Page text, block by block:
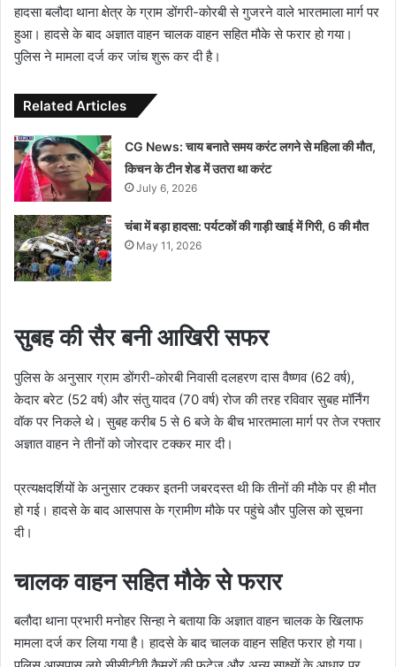
हादसा बलौदा थाना क्षेत्र के ग्राम डोंगरी-कोरबी से गुजरने वाले भारतमाला मार्ग पर
हुआ। हादसे के बाद अज्ञात वाहन चालक वाहन सहित मौके से फरार हो गया।
पुलिस ने मामला दर्ज कर जांच शुरू कर दी है।
Related Articles
CG News: चाय बनाते समय करंट लगने से महिला की मौत,
किचन के टीन शेड में उतरा था करंट
July 6, 2026
चंबा में बड़ा हादसा: पर्यटकों की गाड़ी खाई में गिरी, 6 की मौत
May 11, 2026
सुबह की सैर बनी आखिरी सफर
पुलिस के अनुसार ग्राम डोंगरी-कोरबी निवासी दलहरण दास वैष्णव (62 वर्ष),
केदार बरेट (52 वर्ष) और संतु यादव (70 वर्ष) रोज की तरह रविवार सुबह मॉर्निंग
वॉक पर निकले थे। सुबह करीब 5 से 6 बजे के बीच भारतमाला मार्ग पर तेज रफ्तार
अज्ञात वाहन ने तीनों को जोरदार टक्कर मार दी।
प्रत्यक्षदर्शियों के अनुसार टक्कर इतनी जबरदस्त थी कि तीनों की मौके पर ही मौत
हो गई। हादसे के बाद आसपास के ग्रामीण मौके पर पहुंचे और पुलिस को सूचना
दी।
चालक वाहन सहित मौके से फरार
बलौदा थाना प्रभारी मनोहर सिन्हा ने बताया कि अज्ञात वाहन चालक के खिलाफ
मामला दर्ज कर लिया गया है। हादसे के बाद चालक वाहन सहित फरार हो गया।